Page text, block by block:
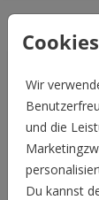
Cookies
Wir
und die
Du kannst
Das